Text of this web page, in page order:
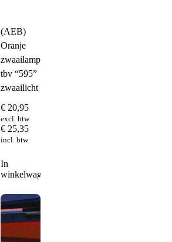
(AEB)
Oranje
zwaailampkap
tbv “595”
zwaailicht
€ 20,95
excl. btw
€ 25,35
incl. btw
In
winkelwagen